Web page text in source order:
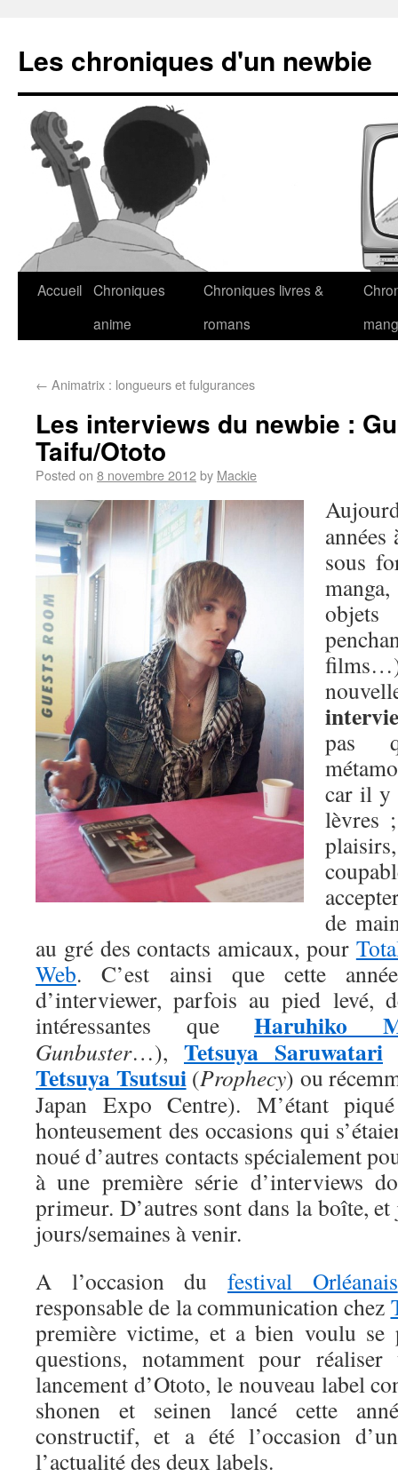
Les chroniques d'un newbie
Accueil Chroniques
anime
Chroniques livres &
romans
← Animatrix : longueurs et fulgurances
Les interviews du newbie :
Taifu/Ototo
Posted on 8 novembre 2012by Mackie
sous
pas
car il y
lèvres
de
au gré des contacts amicaux, pour
Web. C’est ainsi que cette
d’interviewer, parfois au pied levé,
intéressantes que Haruhiko
Gunbuster…), Tetsuya Saruwatari
Tetsuya Tsutsui(Prophecy) ou
Japan Expo Centre). M’étant
honteusement des occasions qui
noué d’autres contacts spécialement
à une première série d’interviews
primeur. D’autres sont dans la boîte,
jours/semaines à venir.
A l’occasion du festival Orléanais
responsable de la communication chez
première victime, et a bien voulu
questions, notamment pour
lancement d’Ototo, le nouveau label
shonen et seinen lancé cette
constructif, et a été l’occasion
l’actualité des deux labels.